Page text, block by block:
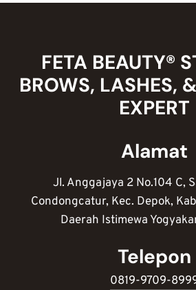
STYLISH
&
SLAY
DI
MOMEN
FETA BEAUTY®
BROWS, LASHES,
EXPERT
Alamat
Jl. Anggajaya 2 No.104 C,
Condongcatur, Kec. Depok,
Daerah Istimewa
Telepon
0819-9709-